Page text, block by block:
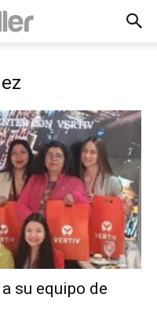
su equipo de